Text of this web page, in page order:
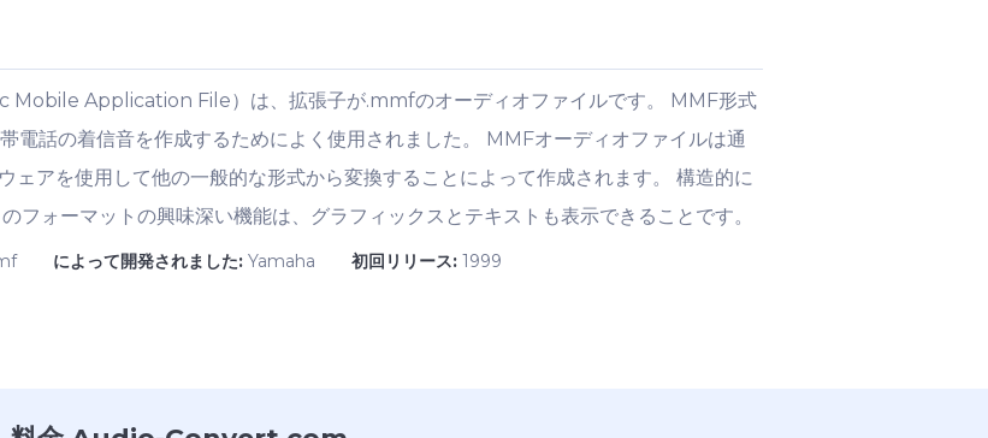
Application File）は、拡張子が.mmfのオーディオファイルです。 MMF形式
電話の着信音を作成するためによく使用されました。 MMFオーディオファイルは通
ェアを使用して他の一般的な形式から変換することによって作成されます。 構造的に
ォーマットの興味深い機能は、グラフィックスとテキストも表示できることです。
によって開発されました: Yamaha 初回リリース: 1999